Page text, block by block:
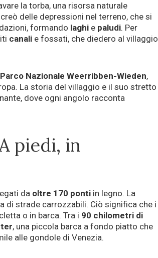
la torba, una risorsa naturale
delle depressioni nel terreno, che si
formando laghi e paludi. Per
canali e fossati, che diedero al villaggio
Parco Nazionale Weerribben-Wieden,
La storia del villaggio e il suo stretto
dove ogni angolo racconta
piedi, in
da oltre 170 ponti in legno. La
di strade carrozzabili. Ciò significa che i
o in barca. Tra i 90 chilometri di
, una piccola barca a fondo piatto che
alle gondole di Venezia.